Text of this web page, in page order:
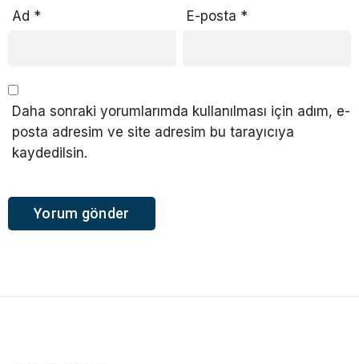
Ad * E-posta *
Daha sonraki yorumlarımda kullanılması için adım, e-
posta adresim ve site adresim bu tarayıcıya
kaydedilsin.